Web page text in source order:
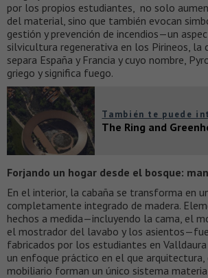
por los propios estudiantes, no solo
del material, sino que también evocan
gestión y prevención de incendios—un
silvicultura regenerativa en los Pirineos, la
separa España y Francia y cuyo nombre,
griego y significa fuego.
También te puede
The Ring and
Forjando un hogar desde el bosque:
En el interior, la cabaña se transforma en
completamente integrado de madera.
hechos a medida—incluyendo la cama, el
el mostrador del lavabo y los
fabricados por los estudiantes en
un enfoque práctico en el que
mobiliario forman un único sistema